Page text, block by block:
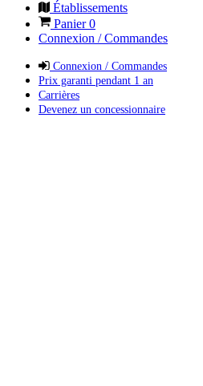
Établissements
Panier0
Connexion / Commandes
Connexion / Commandes
Prix garanti pendant 1 an
Carrières
Devenez un concessionnaire